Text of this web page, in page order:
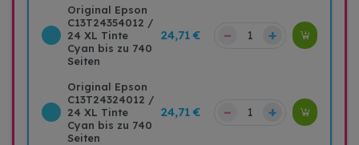
Original Epson
C13T24354012 /
24 XL Tinte
Cyan bis zu 740
Seiten
24,71 € – +
Original Epson
C13T24324012 /
24 XL Tinte
Cyan bis zu 740
Seiten
24,71 € – +